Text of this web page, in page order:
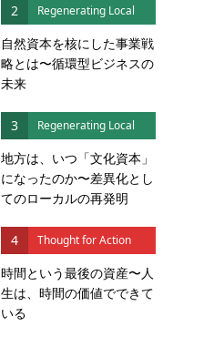
2 Regenerating Local
自然資本を核にした事業戦
略とは〜循環型ビジネスの
未来
3 Regenerating Local
地方は、いつ「文化資本」
になったのか〜差異化とし
てのローカルの再発明
4 Thought for Action
時間という最後の資産〜人
生は、時間の価値でできて
いる